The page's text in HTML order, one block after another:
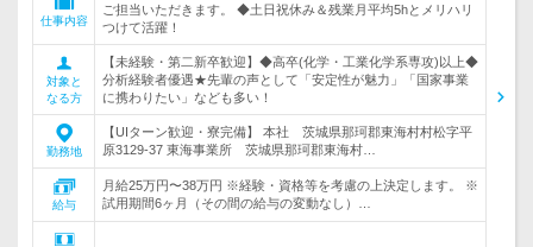
仕事内容
ご担当いただきます。 ◆土日祝休み＆残業月平均5hとメリハリ
つけて活躍！
対象と
なる方
【未経験・第二新卒歓迎】◆高卒(化学・工業化学系専攻)以上◆
分析経験者優遇★先輩の声として「安定性が魅力」「国家事業
に携わりたい」なども多い！
勤務地
【UIターン歓迎・寮完備】 本社 茨城県那珂郡東海村村松字平
原3129-37 東海事業所 茨城県那珂郡東海村…
給与
月給25万円〜38万円 ※経験・資格等を考慮の上決定します。 ※
試用期間6ヶ月（その間の給与の変動なし）…